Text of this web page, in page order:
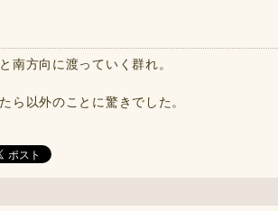
南方向に渡っていく群れ。
ら以外のことに驚きでした。